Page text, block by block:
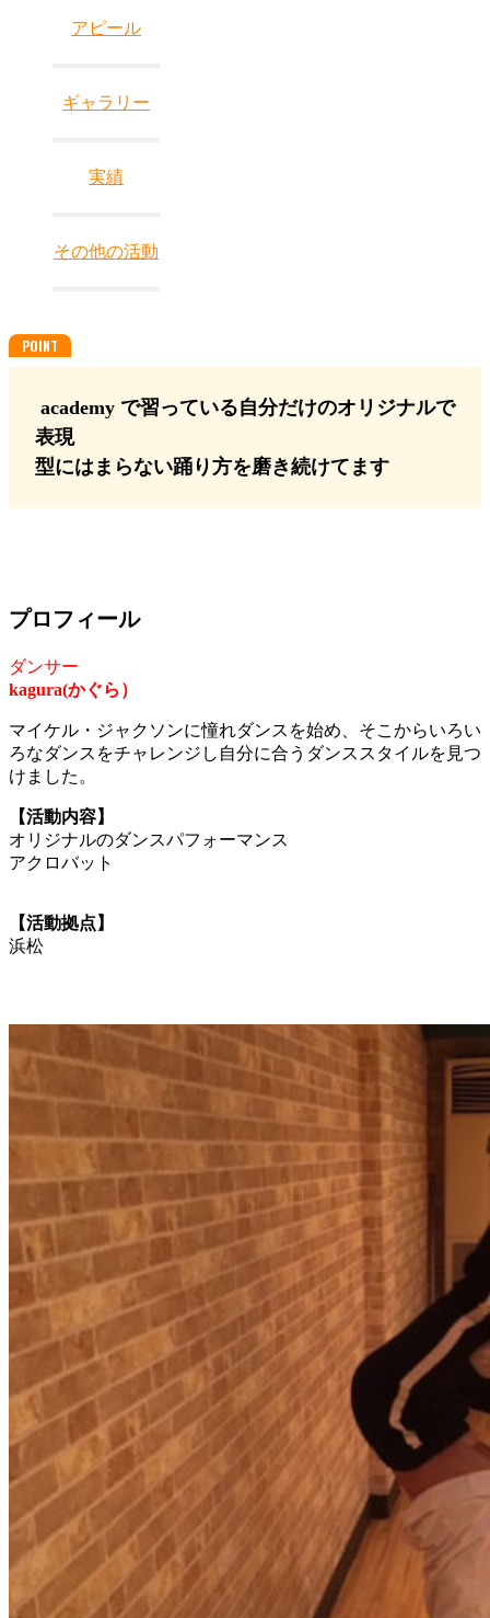
アピール
ギャラリー
実績
その他の活動
academy で習っている自分だけのオリジナルで
表現
型にはまらない踊り方を磨き続けてます
プロフィール
ダンサー
kagura(かぐら）
マイケル・ジャクソンに憧れダンスを始め、そこからいろい
ろなダンスをチャレンジし自分に合うダンススタイルを見つ
けました。
【活動内容】
オリジナルのダンスパフォーマンス
アクロバット
【活動拠点】
浜松